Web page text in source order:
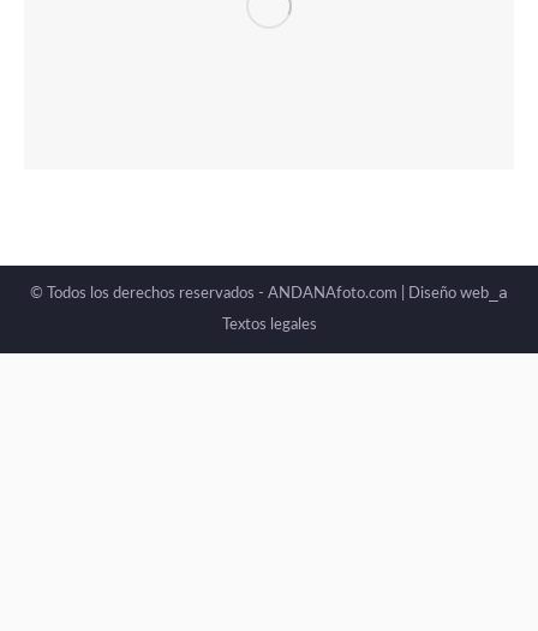
© Todos los derechos reservados - ANDANAfoto.com | Diseño web _a
Textos legales